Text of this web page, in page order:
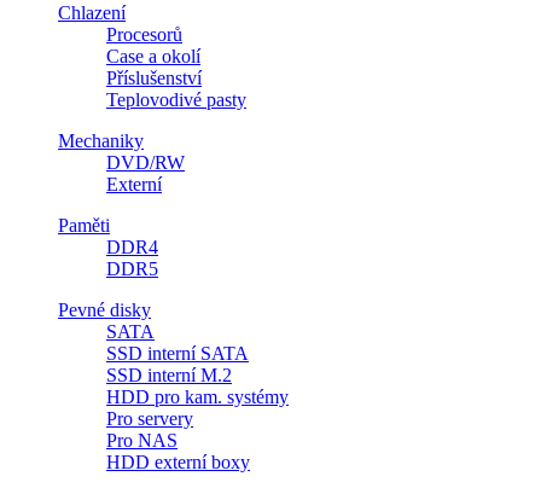
Chlazení
Procesorů
Case a okolí
Příslušenství
Teplovodivé pasty
Mechaniky
DVD/RW
Externí
Paměti
DDR4
DDR5
Pevné disky
SATA
SSD interní SATA
SSD interní M.2
HDD pro kam. systémy
Pro servery
Pro NAS
HDD externí boxy